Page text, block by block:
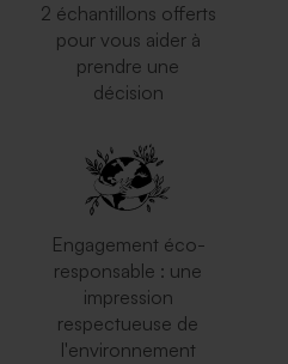
2 échantillons offerts
pour vous aider à
prendre une
décision
Engagement éco-
responsable : une
impression
respectueuse de
l'environnement